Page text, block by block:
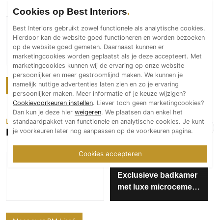
We Are WallStars
Gevelrenovatie in
Stein: Stijlvol,
Duurzaam en Tot in
Detail
Meer over We Are WallStars
Luxe wand- en vloerafwerking
PM Lissé
PM Lissé
Exclusieve badkamer
met luxe microcement
Cookies op Best Interiors
Best Interiors gebruikt zowel functionele als analytische cookies.
Hierdoor kan de website goed functioneren en worden bezoeken
op de website goed gemeten. Daarnaast kunnen er
marketingcookies worden geplaatst als je deze accepteert. Met
marketingcookies kunnen wij de ervaring op onze website
persoonlijker en meer gestroomlijnd maken. We kunnen je
namelijk nuttige advertenties laten zien en zo je ervaring
persoonlijker maken. Meer informatie of je keuze wijzigen?
Cookievoorkeuren instellen. Liever toch geen marketingcookies?
Dan kun je deze hier weigeren. We plaatsen dan enkel het
standaardpakket van functionele en analytische cookies. Je kunt
je voorkeuren later nog aanpassen op de voorkeuren pagina.
Cookies accepteren